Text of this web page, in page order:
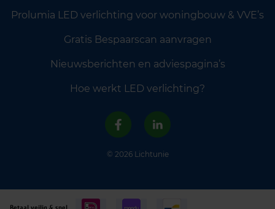
Prolumia LED verlichting voor woningbouw & VVE’s
Gratis Bespaarscan aanvragen
Nieuwsberichten en adviespagina’s
Hoe werkt LED verlichting?
© 2026 Lichtunie